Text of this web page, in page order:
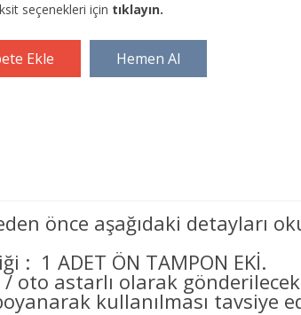
seçenekleri için tıklayın.
önce aşağıdaki detayları
: 1 ADET ÖN TAMPON EKİ.
/ oto astarlı olarak
kullanılması tavsiye